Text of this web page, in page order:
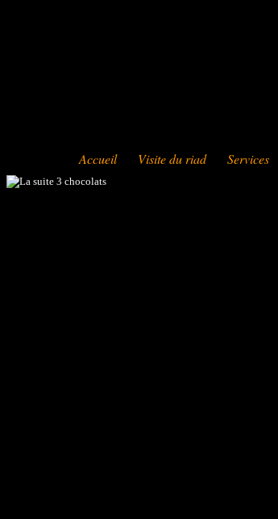
Accueil Visite du riad Services